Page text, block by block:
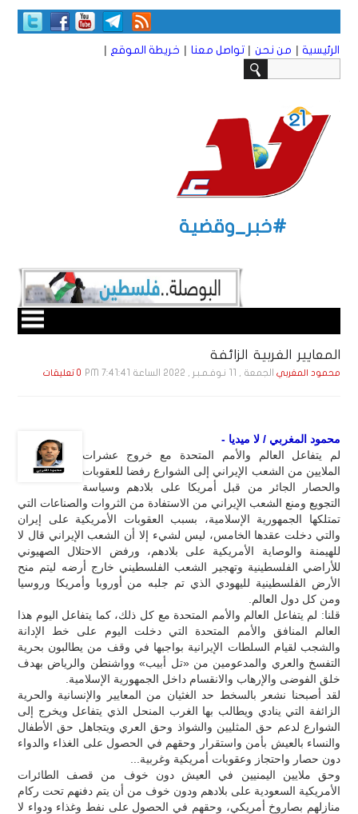
الرئيسية | من نحن | تواصل معنا | خريطة الموقع |
#خبر_وقضية
المعايير الغربية الزائفة
محمود المغربي الجمعة , 11 نـوفـمـبـر , 2022 الساعة 7:41:41 PM 0 تعليقات
محمود المغربي / لا ميديا -
لم يتفاعل العالم والأمم المتحدة مع خروج عشرات
الملايين من الشعب الإيراني إلى الشوارع رفضا للعقوبات
والحصار الجائر من قبل أمريكا على بلادهم وسياسة
التجويع ومنع الشعب الإيراني من الاستفادة من الثروات والصناعات التي
تمتلكها الجمهورية الإسلامية، بسبب العقوبات الأمريكية على إيران
والتي دخلت عقدها الخامس، ليس لشيء إلا أن الشعب الإيراني قال لا
للهيمنة والوصاية الأمريكية على بلادهم، ورفض الاحتلال الصهيوني
للأراضي الفلسطينية وتهجير الشعب الفلسطيني خارج أرضه ليتم منح
الأرض الفلسطينية لليهودي الذي تم جلبه من أوروبا وأمريكا وروسيا
ومن كل دول العالم.
قلنا: لم يتفاعل العالم والأمم المتحدة مع كل ذلك، كما يتفاعل اليوم هذا
العالم المنافق والأمم المتحدة التي دخلت اليوم على خط الإدانة
والشجب لقيام السلطات الإيرانية بواجبها في وقف من يطالبون بحرية
التفسخ والعري والمدعومين من «تل أبيب» وواشنطن والرياض بهدف
خلق الفوضى والإرهاب والانقسام داخل الجمهورية الإسلامية.
لقد أصبحنا نشعر بالسخط حد الغثيان من المعايير والإنسانية والحرية
الزائفة التي ينادي ويطالب بها الغرب المنحل الذي يتفاعل ويخرج إلى
الشوارع لدعم حق المثليين والشواذ وحق العري ويتجاهل حق الأطفال
والنساء بالعيش بأمن واستقرار وحقهم في الحصول على الغذاء والدواء
دون حصار واحتجاز وعقوبات أمريكية وغربية...
وحق ملايين اليمنيين في العيش دون خوف من قصف الطائرات
الأمريكية السعودية على بلادهم ودون خوف من أن يتم دفنهم تحت ركام
منازلهم بصاروخ أمريكي، وحقهم في الحصول على نفط وغذاء ودواء لا